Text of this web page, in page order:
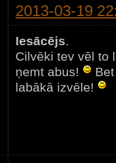
2013-03-19
Iesācējs
Cilvēki tev vēl to
ņemt abus!
labākā izvēle!